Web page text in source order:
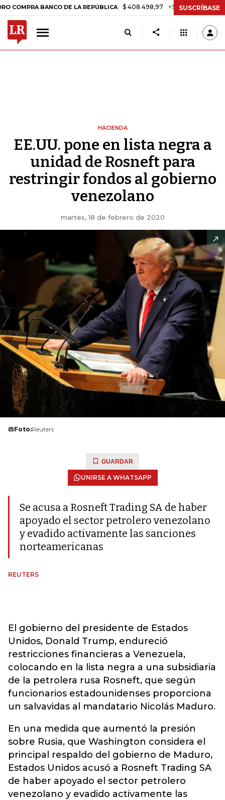
BANCO DE LA REPÚBLICA $ 408.498,97 +$ 8.753,81 +2,19%
SUSCRÍBASE
HACIENDA
EE.UU. pone en lista negra a
unidad de Rosneft para
restringir fondos al gobierno
venezolano
martes, 18 de febrero de 2020
Foto:Reuters
GUARDAR
UNIRSE A WHATSAPP
Se acusa a Rosneft Trading SA de haber
apoyado el sector petrolero venezolano
y evadido activamente las sanciones
norteamericanas
REUTERS
El gobierno del presidente de Estados
Unidos, Donald Trump, endureció
restricciones financieras a Venezuela,
colocando en la lista negra a una subsidiaria
de la petrolera rusa Rosneft, que según
funcionarios estadounidenses proporciona
un salvavidas al mandatario Nicolás Maduro.
En una medida que aumentó la presión
sobre Rusia, que Washington considera el
principal respaldo del gobierno de Maduro,
Estados Unidos acusó a Rosneft Trading SA
de haber apoyado el sector petrolero
venezolano y evadido activamente las